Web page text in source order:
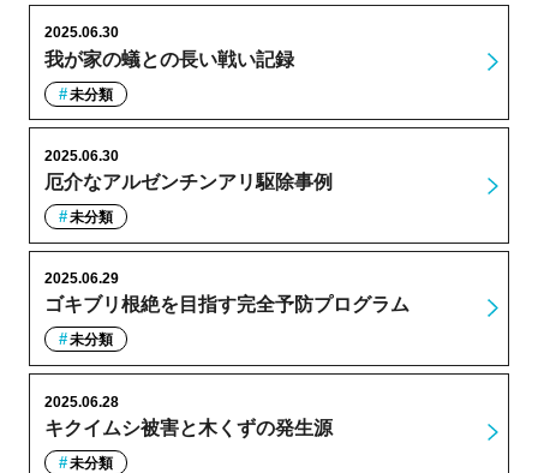
我が家の蟻との長い戦い記録
2025.06.30
未分類
厄介なアルゼンチンアリ駆除事例
2025.06.30
未分類
ゴキブリ根絶を目指す完全予防プログラム
2025.06.29
未分類
キクイムシ被害と木くずの発生源
2025.06.28
未分類